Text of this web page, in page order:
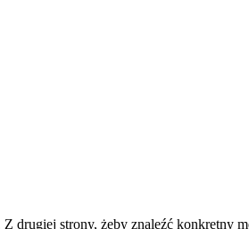
drugiej strony, żeby znaleźć konkretny